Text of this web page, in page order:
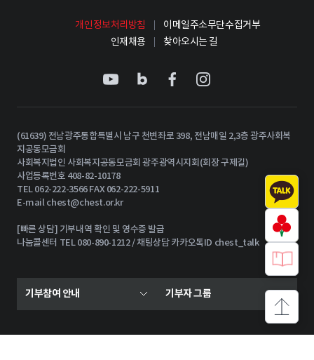
상단으
개인정보처리방침
이메일주소무단수집거부
인재채용
찾아오시는 길
(61639) 전남광주통합특별시 남구 천변좌로 398, 전남매일 2,3층 광주사회복
지공동모금회
사회복지법인 사회복지공동모금회 광주광역시지회(회장 구제길)
사업등록번호 408-82-10178
TEL 062-222-3566 FAX 062-222-5911
E-mailchest@chest.or.kr
[빠른 상담] 기부내역 확인 및 영수증 발급
나눔콜센터 TEL 080-890-1212 / 채팅상담 카카오톡ID chest_talk
기부참여 안내 기부자 그룹